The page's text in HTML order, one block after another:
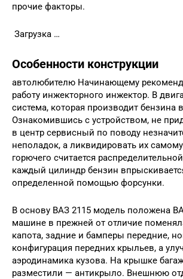
прочие факторы.
Загрузка …
Особенности конструкции
автолюбителю Начинающему
работу инжекторного инжектор. В
система, которая производит бензина
Ознакомившись с устройством, не
в центр сервисный по поводу
неполадок, а ликвидировать их
горючего считается
каждый цилиндр бензин
определенной помощью форсунки.
В основу ВАЗ 2115 модель положена
машине в прежней от отличие
капота, задние и бамперы передние,
конфигурация передних крыльев, а
аэродинамика кузова. На крышке
разместили — антикрыло. Внешнюю